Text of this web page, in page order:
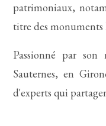
patrimoniaux,
titre des monuments
Passionné par
Sauternes, en
d'experts qui